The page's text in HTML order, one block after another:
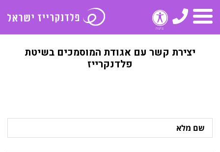
תפריט
טלפון
יצירת קשר עם אגודת המוסמכים בשיטת
פלדנקרייז
מלא